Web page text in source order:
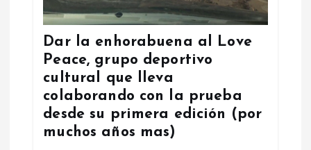
Dar la enhorabuena al Love
Peace, grupo deportivo
cultural que lleva
colaborando con la prueba
desde su primera edición (por
muchos años mas)